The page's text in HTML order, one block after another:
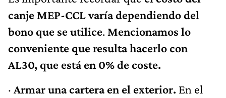
canje MEP-CCL varía dependiendo del
bono que se utilice. Mencionamos lo
conveniente que resulta hacerlo con
AL30, que está en 0% de coste.
· Armar una cartera en el exterior. En el